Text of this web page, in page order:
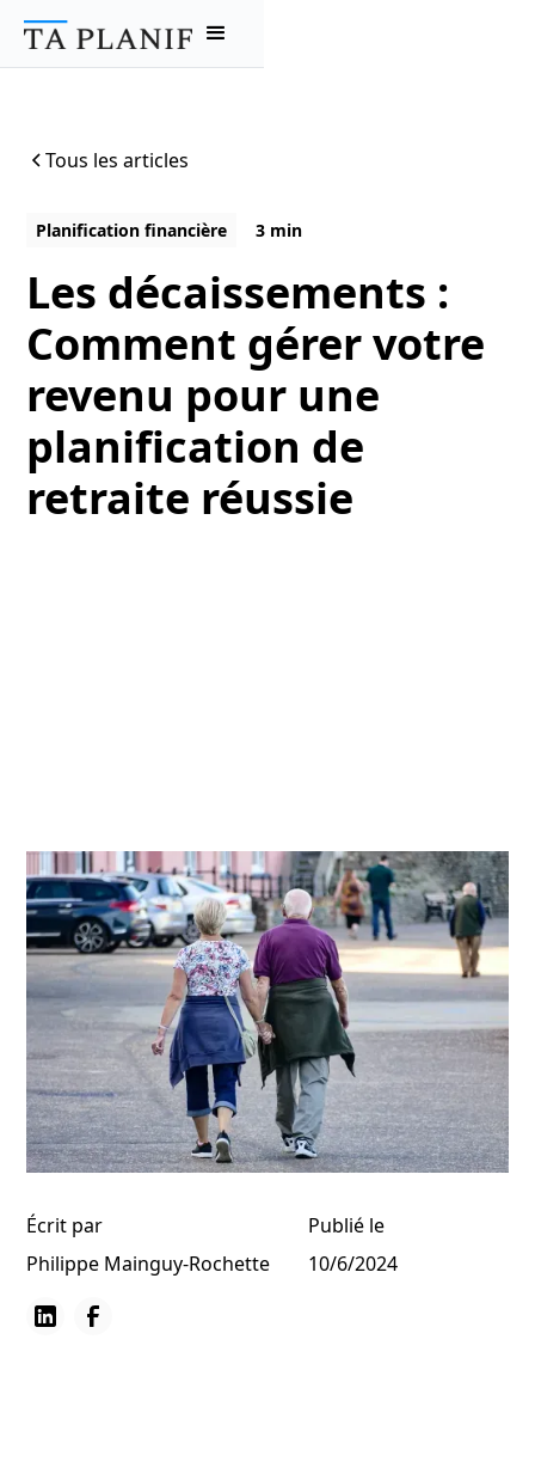
Tous les articles
Planification financière 3 min
Les décaissements :
Comment gérer votre
revenu pour une
planification de
retraite réussie
Écrit par
Philippe Mainguy-Rochette
Publié le
10/6/2024